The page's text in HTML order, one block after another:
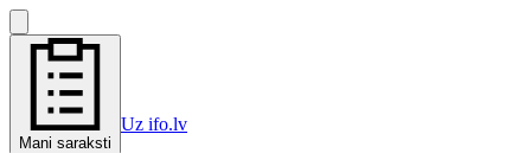
Mani saraksti
Uz ifo.lv